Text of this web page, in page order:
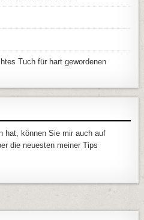
Tuch für hart gewordenen
hat, können Sie mir auch auf
die neuesten meiner Tips